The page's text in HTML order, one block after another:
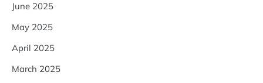
June 2025
May 2025
April 2025
March 2025